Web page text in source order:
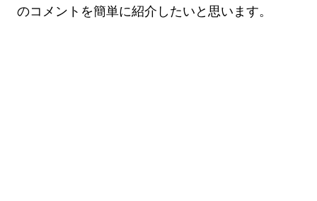
のコメントを簡単に紹介したいと思います。